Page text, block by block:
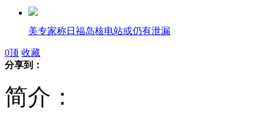
美专家称日福岛核电站或仍有泄漏
泰式美容新疗法 "打耳光"可除皱
0顶 收藏
分享到：
简介：